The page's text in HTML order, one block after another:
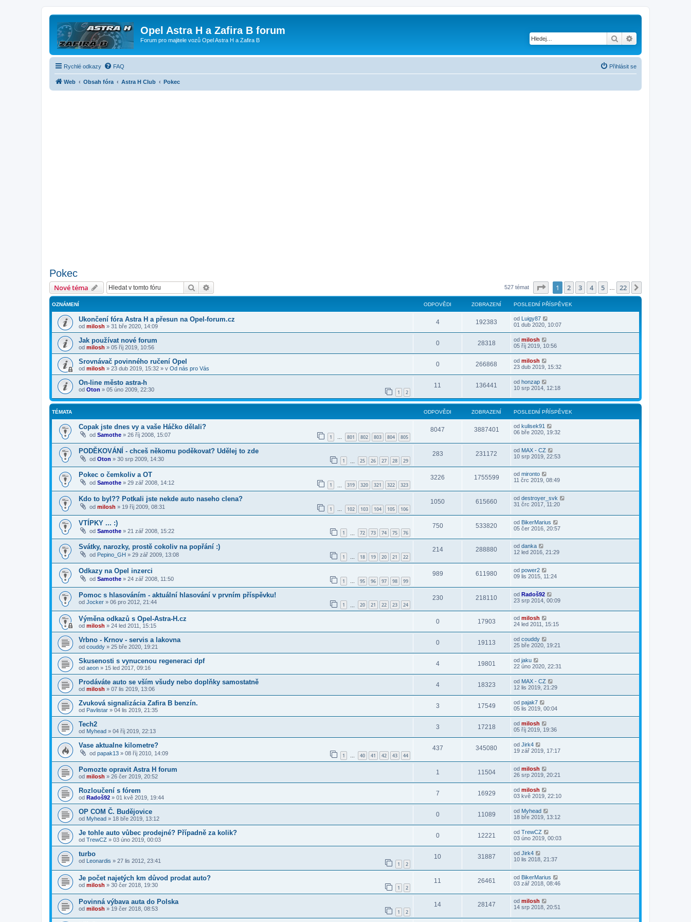
Opel Astra H a Zafira B forum
Forum pro majitele vozů Opel Astra H a Zafira B Hledat
Rychlé odkazy FAQ Přihlásit se
Web Obsah fóra Astra H Club Pokec
Pokec
Nové téma Hledat 527 témat Stránka z
1 2 3 4 5 22
OZNÁMENÍ ODPOVĚDI ZOBRAZENÍ POSLEDNÍ PŘÍSPĚVEK
Ukončení fóra Astra H a přesun na Opel-forum.cz
od milosh » 31 bře 2020, 14:09
4 192383 od Luigy87
01 dub 2020, 10:07
Jak používat nové forum
od milosh » 05 říj 2019, 10:56
0 28318 od milosh
05 říj 2019, 10:56
Srovnávač povinného ručení Opel
od milosh » 23 dub 2019, 15:32 » v Od nás pro Vás
0 266868 od milosh
23 dub 2019, 15:32
On-line město astra-h
od Oton » 05 úno 2009, 22:30 1 2
11 136441 od honzap
10 srp 2014, 12:18
TÉMATA ODPOVĚDI ZOBRAZENÍ POSLEDNÍ PŘÍSPĚVEK
Copak jste dnes vy a vaše Háčko dělali?
od Samothe » 26 říj 2008, 15:07 1 … 801 802 803 804 805
8047 3887401 od kulisek91
06 bře 2020, 19:32
PODĚKOVÁNÍ - chceš někomu poděkovat? Udělej to zde
od Oton » 30 srp 2009, 14:30 1 25 26 27 28 29
283 231172 od MAX - CZ
10 srp 2019, 22:53
Pokec o čemkoliv a OT
od Samothe » 29 zář 2008, 14:12 1 319 320 321 322 323
3226 1755599 od mironto
11 črc 2019, 08:49
Kdo to byl?? Potkali jste nekde auto naseho clena?
od milosh » 19 říj 2009, 08:31 1 … 102 103 104 105 106
1050 615660 od destroyer_svk
31 črc 2017, 11:20
VTÍPKY ... :)
od Samothe » 21 zář 2008, 15:22 1 72 73 74 75 76
750 533820 od BikerMarius
05 čer 2016, 20:57
Svátky, narozky, prostě cokoliv na popřání :)
od Pepino_GH » 29 zář 2009, 13:08 1 … 18 19 20 21 22
214 288880 od danka
12 led 2016, 21:29
Odkazy na Opel inzerci
od Samothe » 24 zář 2008, 11:50 1 … 95 96 97 98 99
989 611980 od power2
09 lis 2015, 11:24
Pomoc s hlasováním - aktuální hlasování v prvním příspěvku!
od Jocker » 06 pro 2012, 21:44 1 20 21 22 23 24
230 218110 od Radoš92
23 srp 2014, 00:09
Výměna odkazů s Opel-Astra-H.cz
od milosh » 24 led 2011, 15:15
0 17903 od milosh
24 led 2011, 15:15
Vrbno - Krnov - servis a lakovna
od couddy » 25 bře 2020, 19:21
0 19113 od couddy
25 bře 2020, 19:21
Skusenosti s vynucenou regeneraci dpf
od aeon » 15 led 2017, 09:16
4 19801 od jaku
22 úno 2020, 22:31
Prodáváte auto se vším všudy nebo doplňky samostatně
od milosh » 07 lis 2019, 13:06
4 18323 od MAX - CZ
12 lis 2019, 21:29
Zvuková signalizácia Zafira B benzín.
od Pavlistar » 04 lis 2019, 21:35
3 17549 od pajak7
05 lis 2019, 00:04
Tech2
od Myhead » 04 říj 2019, 22:13
3 17218 od milosh
05 říj 2019, 19:36
Vase aktualne kilometre?
od papak13 » 08 říj 2010, 14:09 1 … 40 41 42 43 44
437 345080 od Jirk4
19 zář 2019, 17:17
Pomozte opravit Astra H forum
od milosh » 26 čer 2019, 20:52
1 11504 od milosh
26 srp 2019, 20:21
Rozloučení s fórem
od Radoš92 » 01 kvě 2019, 19:44
7 16929 od milosh
03 kvě 2019, 22:10
OP COM Č. Budějovice
od Myhead » 18 bře 2019, 13:12
0 11089 od Myhead
18 bře 2019, 13:12
Je tohle auto vůbec prodejné? Případně za kolik?
od TrewCZ » 03 úno 2019, 00:03
0 12221 od TrewCZ
03 úno 2019, 00:03
turbo
od Leonardis » 27 lis 2012, 23:41 1 2
10 31887 od Jirk4
10 lis 2018, 21:37
Je počet najetých km důvod prodat auto?
od milosh » 30 čer 2018, 19:30 1 2
11 26461 od BikerMarius
03 zář 2018, 08:46
Povinná výbava auta do Polska
od milosh » 19 čer 2018, 08:53 1 2
14 28147 od milosh
14 srp 2018, 20:51